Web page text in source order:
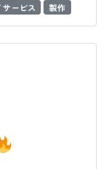
ービス 製作